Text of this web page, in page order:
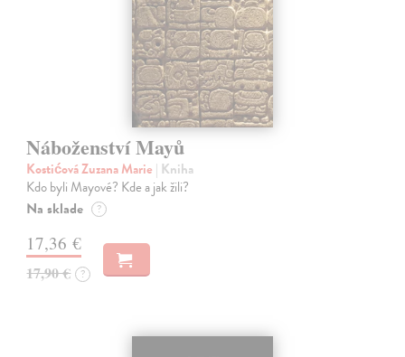
Náboženství Mayů
Kostićová Zuzana Marie | Kniha
Kdo byli Mayové? Kde a jak žili?
Na sklade ?
17,36 €
17,90 € ?